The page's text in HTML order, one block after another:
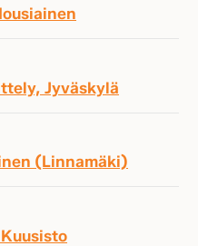
Jyväskylä
(Linnamäki)